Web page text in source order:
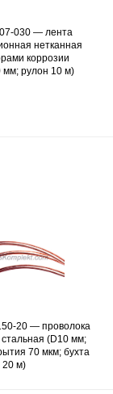
030 — лента
нетканная
коррозии
рулон 10 м)
20 — проволока
(D10 мм;
70 мкм; бухта
20 м)